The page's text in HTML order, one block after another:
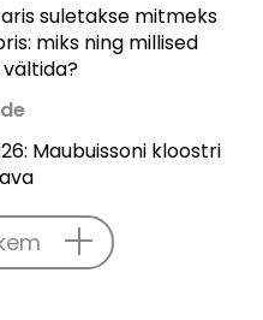
suletakse mitmeks
miks ning millised
Maubuissoni kloostri